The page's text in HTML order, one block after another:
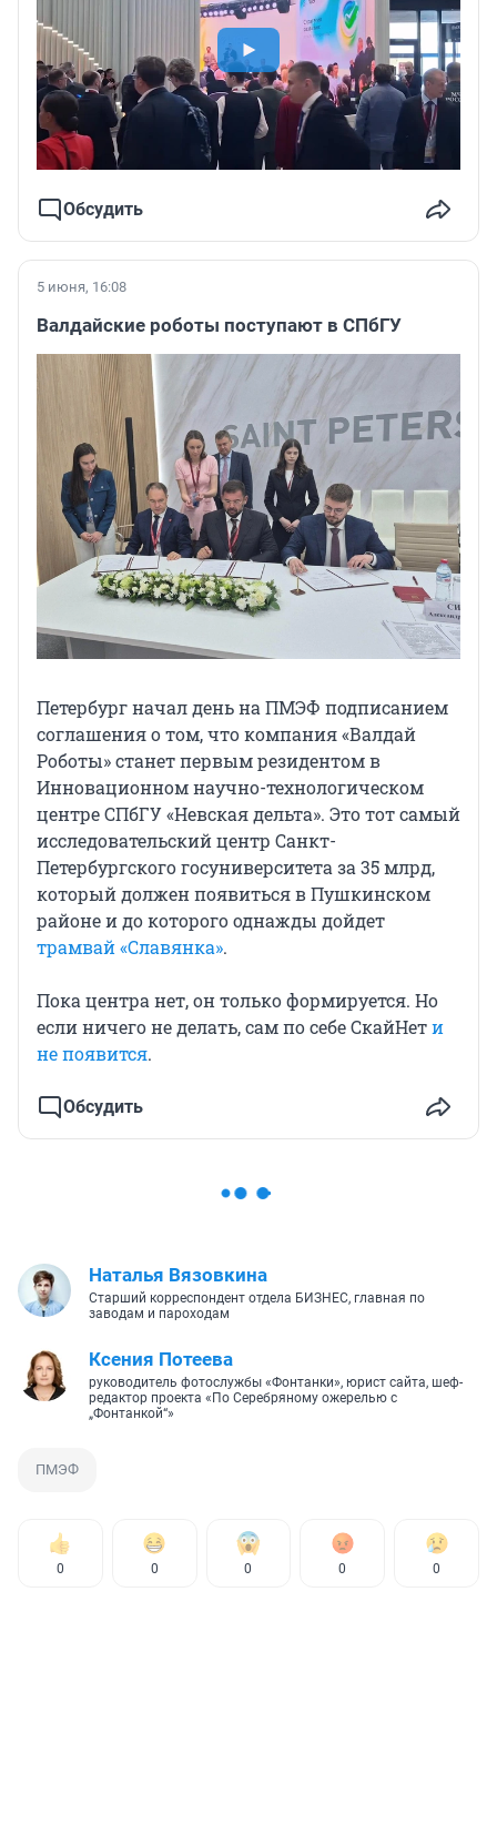
Обсудить
5 июня, 16:08
Валдайские роботы поступают в СПбГУ
Петербург начал день на ПМЭФ подписанием
соглашения о том, что компания «Валдай
Роботы» станет первым резидентом в
Инновационном научно-технологическом
центре СПбГУ «Невская дельта». Это тот самый
исследовательский центр Санкт-
Петербургского госуниверситета за 35 млрд,
который должен появиться в Пушкинском
районе и до которого однажды дойдет
трамвай «Славянка».
Пока центра нет, он только формируется. Но
если ничего не делать, сам по себе СкайНети
не появится.
Обсудить
Наталья Вязовкина
Старший корреспондент отдела БИЗНЕС, главная по
заводам и пароходам
Ксения Потеева
руководитель фотослужбы «Фонтанки», юрист сайта, шеф-
редактор проекта «По Серебряному ожерелью с
„Фонтанкой“»
ПМЭФ
0 0 0 0 0